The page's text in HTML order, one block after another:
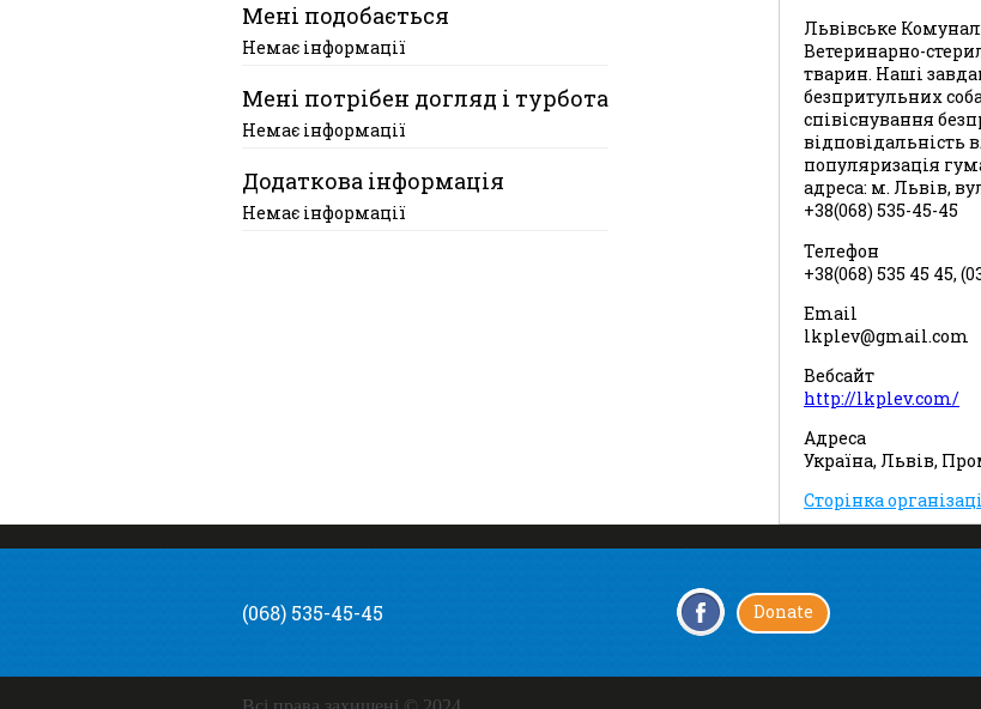
Мені подобається
Немає інформації
Мені потрібен догляд і турбота
Немає інформації
Додаткова інформація
Немає інформації
Львівське
Ветеринарно-
тварин. Наші
безпритульних
співіснування
відповідальність
популяризація
адреса: м. Львів,
+38(068) 535-45-45
Телефон
+38(068) 535 45 45,
Email
lkplev@gmail.com
Вебсайт
http://lkplev.com/
Адреса
Україна, Львів,
Сторінка
(068) 535-45-45 Donate